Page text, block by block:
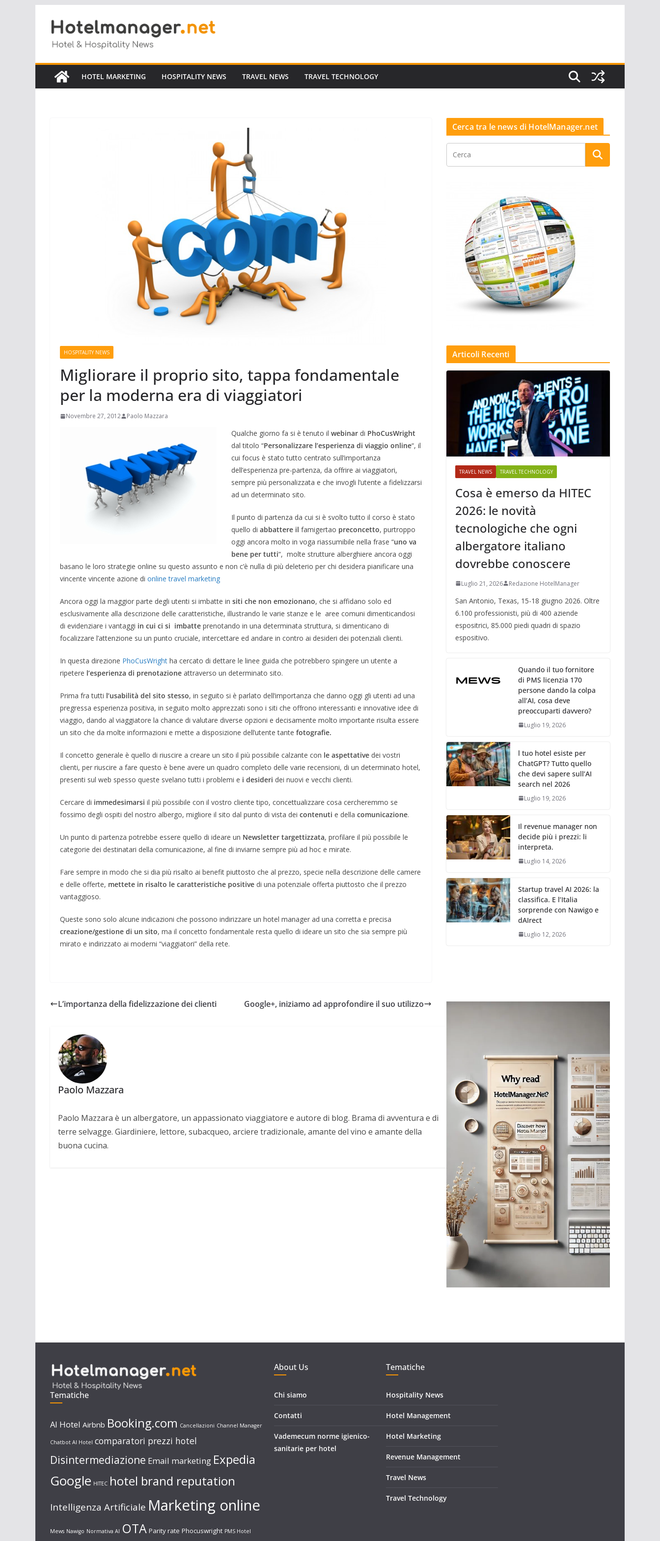
contenuto
HOTEL MARKETING HOSPITALITY NEWS TRAVEL NEWS TRAVEL TECHNOLOGY
HOSPITALITY NEWS
Migliorare il proprio sito, tappa fondamentale
per la moderna era di viaggiatori
Novembre 27, 2012 Paolo Mazzara
Qualche giorno fa si è tenuto il webinar di PhoCusWright
dal titolo “Personalizzare l’esperienza di viaggio online“, il
cui focus è stato tutto centrato sull’importanza
dell’esperienza pre-partenza, da offrire ai viaggiatori,
sempre più personalizzata e che invogli l’utente a fidelizzarsi
ad un determinato sito.
Il punto di partenza da cui si è svolto tutto il corso è stato
quello di abbattere il famigertao preconcetto, purtroppo
oggi ancora molto in voga riassumibile nella frase “uno va
bene per tutti“, molte strutture alberghiere ancora oggi
basano le loro strategie online su questo assunto e non c’è nulla di più deleterio per chi desidera pianificare una
vincente vincente azione di online travel marketing
Ancora oggi la maggior parte degli utenti si imbatte in siti che non emozionano, che si affidano solo ed
esclusivamente alla descrizione delle caratteristiche, illustrando le varie stanze e le aree comuni dimenticandosi
di evidenziare i vantaggi in cui ci si imbatte prenotando in una determinata struttura, si dimenticano di
focalizzare l’attenzione su un punto cruciale, intercettare ed andare in contro ai desideri dei potenziali clienti.
In questa direzione PhoCusWright ha cercato di dettare le linee guida che potrebbero spingere un utente a
ripetere l’esperienza di prenotazione attraverso un determinato sito.
Prima fra tutti l’usabilità del sito stesso, in seguito si è parlato dell’importanza che danno oggi gli utenti ad una
pregressa esperienza positiva, in seguito molto apprezzati sono i siti che offrono interessanti e innovative idee di
viaggio, dando al viaggiatore la chance di valutare diverse opzioni e decisamente molto importante risulta essere
un sito che da molte informazioni e mette a disposizione dell’utente tante fotografie.
Il concetto generale è quello di riuscire a creare un sito il più possibile calzante con le aspettative dei vostri
clienti, per riuscire a fare questo è bene avere un quadro completo delle varie recensioni, di un determinato hotel,
presenti sul web spesso queste svelano tutti i problemi e i desideri dei nuovi e vecchi clienti.
Cercare di immedesimarsi il più possibile con il vostro cliente tipo, concettualizzare cosa cercheremmo se
fossimo degli ospiti del nostro albergo, migliore il sito dal punto di vista dei contenuti e della comunicazione.
Un punto di partenza potrebbe essere quello di ideare un Newsletter targettizzata, profilare il più possibile le
categorie dei destinatari della comunicazione, al fine di inviarne sempre più ad hoc e mirate.
Fare sempre in modo che si dia più risalto ai benefit piuttosto che al prezzo, specie nella descrizione delle camere
e delle offerte, mettete in risalto le caratteristiche positive di una potenziale offerta piuttosto che il prezzo
vantaggioso.
Queste sono solo alcune indicazioni che possono indirizzare un hotel manager ad una corretta e precisa
creazione/gestione di un sito, ma il concetto fondamentale resta quello di ideare un sito che sia sempre più
mirato e indirizzato ai moderni “viaggiatori” della rete.
L’importanza della fidelizzazione dei clienti Google+, iniziamo ad approfondire il suo utilizzo
Paolo Mazzara
Paolo Mazzara è un albergatore, un appassionato viaggiatore e autore di blog. Brama di avventura e di
terre selvagge. Giardiniere, lettore, subacqueo, arciere tradizionale, amante del vino e amante della
buona cucina.
Cerca tra le news di HotelManager.net
Articoli Recenti
TRAVEL NEWS TRAVEL TECHNOLOGY
Cosa è emerso da HITEC
2026: le novità
tecnologiche che ogni
albergatore italiano
dovrebbe conoscere
Luglio 21, 2026 Redazione HotelManager
San Antonio, Texas, 15-18 giugno 2026. Oltre
6.100 professionisti, più di 400 aziende
espositrici, 85.000 piedi quadri di spazio
espositivo.
Quando il tuo fornitore
di PMS licenzia 170
persone dando la colpa
all’AI, cosa deve
preoccuparti davvero?
Luglio 19, 2026
l tuo hotel esiste per
ChatGPT? Tutto quello
che devi sapere sull’AI
search nel 2026
Luglio 19, 2026
Il revenue manager non
decide più i prezzi: li
interpreta.
Luglio 14, 2026
Startup travel AI 2026: la
classifica. E l’Italia
sorprende con Nawigo e
dAIrect
Luglio 12, 2026
Tematiche
AI Hotel Airbnb Booking.com Cancellazioni Channel Manager
Chatbot AI Hotel comparatori prezzi hotel
Disintermediazione Email marketing Expedia
Google HITEC hotel brand reputation
Intelligenza Artificiale Marketing online
Mews Nawigo Normativa AI OTA Parity rate Phocuswright PMS Hotel
About Us
Chi siamo
Contatti
Vademecum norme igienico-
sanitarie per hotel
Tematiche
Hospitality News
Hotel Management
Hotel Marketing
Revenue Management
Travel News
Travel Technology